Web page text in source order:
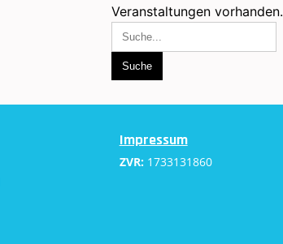
Veranstaltungen vorhanden.
Impressum
ZVR: 1733131860